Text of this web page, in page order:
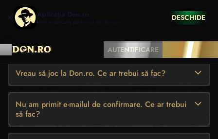
Aplicația Don.ro
Intră în aplicație pentru cel mai bun joc DESCHIDE
AUTENTIFICARE ÎNREGISTRARE
ÎNTREBĂRI FRECVENTE
Vreau să joc la Don.ro. Ce ar trebui să fac?
Nu am primit e-mailul de confirmare. Ce ar trebui
să fac?